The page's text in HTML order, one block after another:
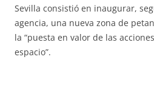
Sevilla consistió en inaugurar,
agencia, una nueva zona de
la “puesta en valor de las
espacio”.